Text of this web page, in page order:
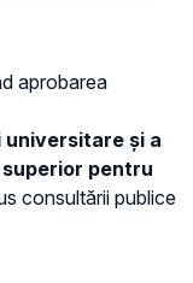
aprobarea
şi a
pentru
consultării publice